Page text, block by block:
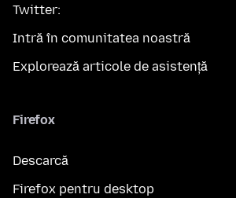
Twitter:
Intră în comunitatea noastră
Explorează articole de asistență
Firefox
Descarcă
Firefox pentru desktop